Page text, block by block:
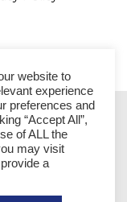
PAULO
VITÓRIA
website to
experience
preferences and
“Accept All”,
of ALL the
may visit
a